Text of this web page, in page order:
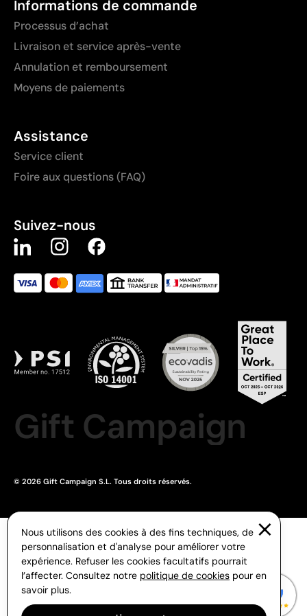
Informations de commande
Processus d’achat
Livraison et service après-vente
Annulation et remboursement
Moyens de paiements
Assistance
Service client
Foire aux questions (FAQ)
Suivez-nous
Gift Campaign
© 2026 Gift Campaign S.L. Tous droits réservés.
Nous utilisons des cookies à des fins techniques, de
personnalisation et d'analyse pour améliorer votre
expérience. Refuser les cookies facultatifs pourrait
l’affecter. Consultez notre politique de cookies pour en
savoir plus.